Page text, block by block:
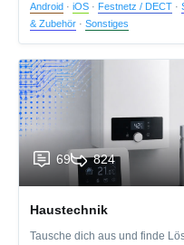
Android · iOS · Festnetz / DECT ·
& Zubehör · Sonstiges
69 824
Haustechnik
Tausche dich aus und finde